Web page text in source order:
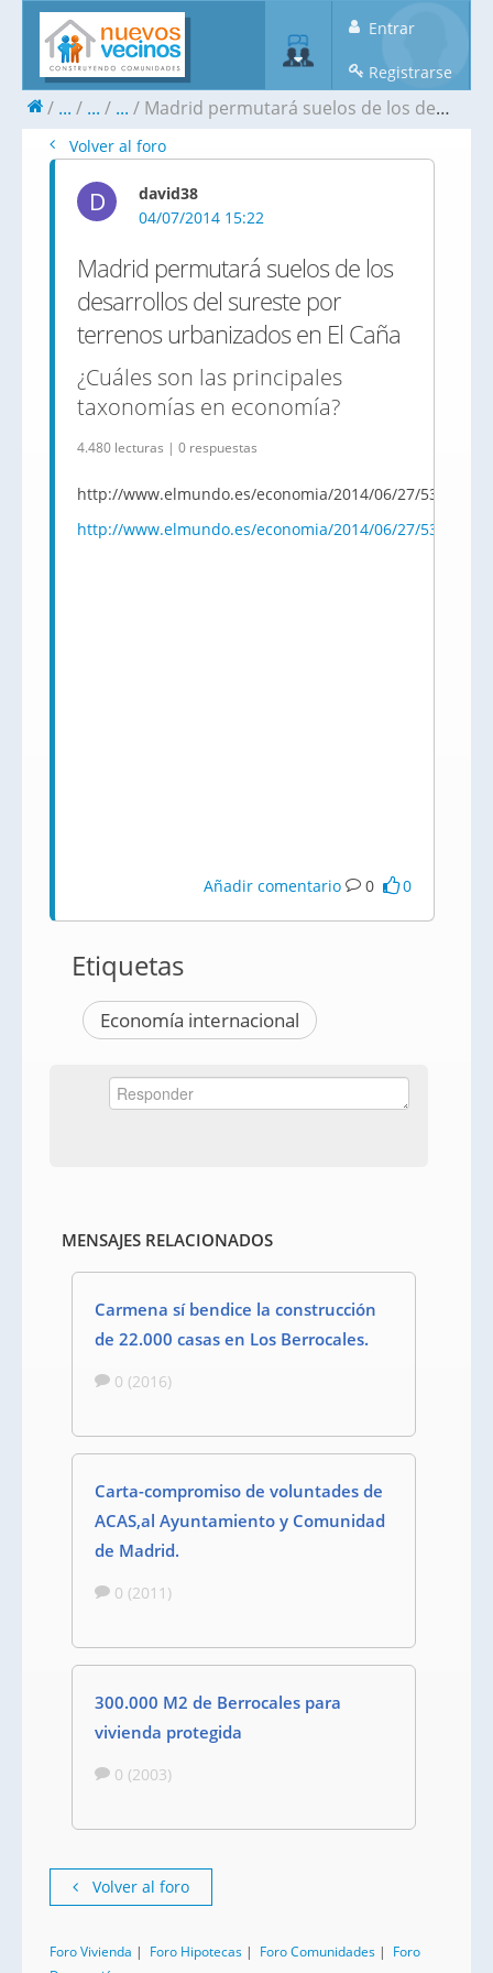
Entrar
Registrarse
... ... ... Madrid permutará suelos de los desarrollos del sureste por terrenos urbanizados en El Caña
Volver al foro
D
david38
04/07/2014 15:22
Madrid permutará suelos de los
desarrollos del sureste por
terrenos urbanizados en El Caña
¿Cuáles son las principales
taxonomías en economía?
4.480 lecturas | 0 respuestas
http://www.elmundo.es/economia/2014/06/27/
http://www.elmundo.es/economia/2014/06/27/
Añadir comentario 0 0
Etiquetas
Economía internacional
MENSAJES RELACIONADOS
Carmena sí bendice la construcción
de 22.000 casas en Los Berrocales.
0 (2016)
Carta-compromiso de voluntades de
ACAS,al Ayuntamiento y Comunidad
de Madrid.
0 (2011)
300.000 M2 de Berrocales para
vivienda protegida
0 (2003)
Volver al foro
Foro Vivienda | Foro Hipotecas | Foro Comunidades | Foro